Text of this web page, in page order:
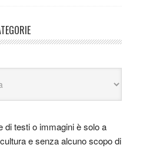
di testi o immagini è solo a
e senza alcuno scopo di